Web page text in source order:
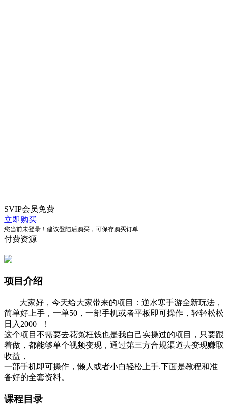
SVIP会员免费
立即购买
您当前未登录！建议登陆后购买，可保存购买订单
付费资源
项目介绍
大家好，今天给大家带来的项目：逆水寒手游全新玩法，
简单好上手，一单50，一部手机或者平板即可操作，轻轻松松
日入2000+！
这个项目不需要去花冤枉钱也是我自己实操过的项目，只要跟
着做，都能够单个视频变现，通过第三方合规渠道去变现赚取
收益，
一部手机即可操作，懒人或者小白轻松上手.下面是教程和准
备好的全套资料。
课程目录